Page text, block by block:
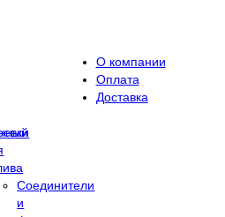
Соединители
и
О компании
Оплата
Доставка